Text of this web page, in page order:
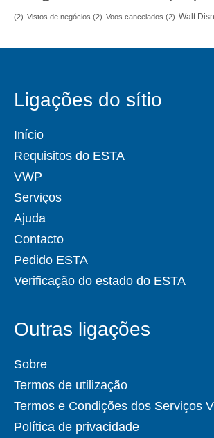
(2) Vistos de negócios (2) Voos cancelados (2) Walt
Ligações do sítio
Início
Requisitos do ESTA
VWP
Serviços
Ajuda
Contacto
Pedido ESTA
Verificação do estado do ESTA
Outras ligações
Sobre
Termos de utilização
Termos e Condições dos Serviços
Política de privacidade